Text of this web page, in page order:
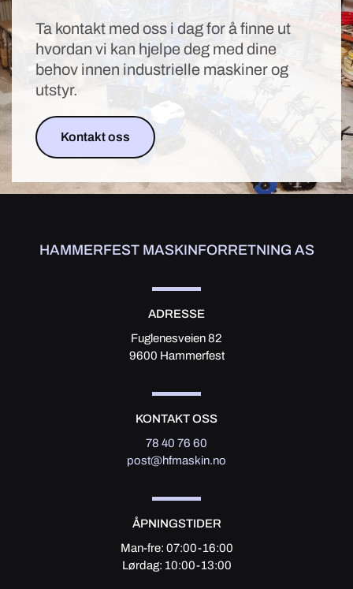
Ta kontakt med oss i dag for å finne ut
hvordan vi kan hjelpe deg med dine
behov innen industrielle maskiner og
utstyr.
Kontakt oss
HAMMERFEST MASKINFORRETNING AS
ADRESSE
Fuglenesveien 82
9600 Hammerfest
KONTAKT OSS
78 40 76 60
post@hfmaskin.no
ÅPNINGSTIDER
Man-fre: 07:00-16:00
Lørdag: 10:00-13:00